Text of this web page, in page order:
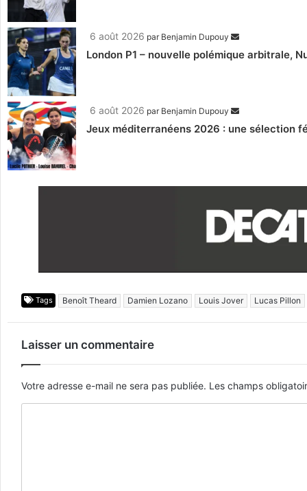
6 août 2026 par Benjamin Dupouy
London P1 – nouvelle polémique arbitrale,
6 août 2026 par Benjamin Dupouy
Jeux méditerranéens 2026 : une sélection
Tags Benoît Theard Damien Lozano Louis Jover Lucas Pillon
Laisser un commentaire
Votre adresse e-mail ne sera pas publiée. Les champs